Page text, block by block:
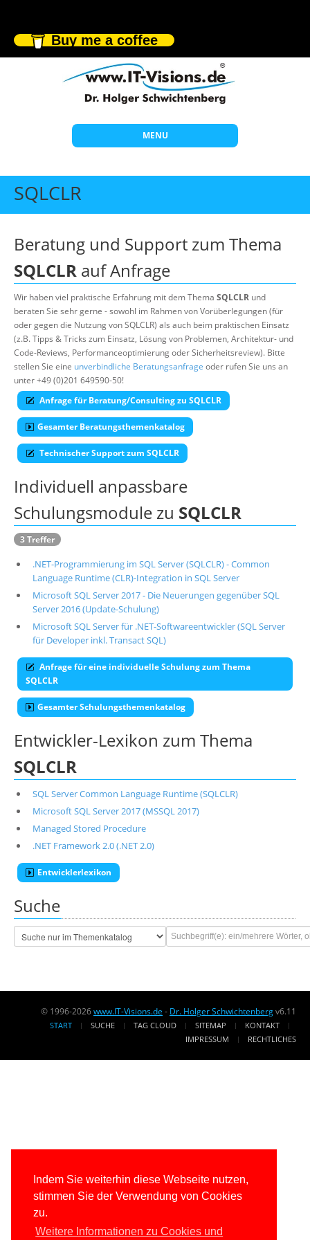
Indem Sie weiterhin diese Webseite nutzen,
stimmen Sie der Verwendung von Cookies
zu.
Weitere Informationen zu Cookies und
Buy me a coffee
MENU
Start
Individuelle Schulungen
Offene Seminare
Wissen
Über uns
Suche
SQLCLR
Beratung und Support zum Thema
SQLCLR auf Anfrage
Wir haben viel praktische Erfahrung mit dem Thema SQLCLR und
beraten Sie sehr gerne - sowohl im Rahmen von Vorüberlegungen (für
oder gegen die Nutzung von SQLCLR) als auch beim praktischen Einsatz
(z.B. Tipps & Tricks zum Einsatz, Lösung von Problemen, Architektur- und
Code-Reviews, Performanceoptimierung oder Sicherheitsreview). Bitte
stellen Sie eine unverbindliche Beratungsanfrage oder rufen Sie uns an
unter +49 (0)201 649590-50!
Anfrage für Beratung/Consulting zu SQLCLR
Gesamter Beratungsthemenkatalog
Technischer Support zum SQLCLR
Individuell anpassbare
Schulungsmodule zu SQLCLR
3 Treffer
.NET-Programmierung im SQL Server (SQLCLR) - Common
Language Runtime (CLR)-Integration in SQL Server
Microsoft SQL Server 2017 - Die Neuerungen gegenüber SQL
Server 2016 (Update-Schulung)
Microsoft SQL Server für .NET-Softwareentwickler (SQL Server
für Developer inkl. Transact SQL)
Anfrage für eine individuelle Schulung zum Thema
SQLCLR
Gesamter Schulungsthemenkatalog
Entwickler-Lexikon zum Thema
SQLCLR
SQL Server Common Language Runtime (SQLCLR)
Microsoft SQL Server 2017 (MSSQL 2017)
Managed Stored Procedure
.NET Framework 2.0 (.NET 2.0)
Entwicklerlexikon
Suche
© 1996-2026www.IT-Visions.de - Dr. Holger Schwichtenbergv6.11
START SUCHE TAG CLOUD SITEMAP
KONTAKT
IMPRESSUM
RECHTLICHES